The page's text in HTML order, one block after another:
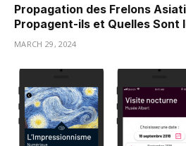
Propagation des Frelons
Propagent-ils et Quelles Sont
MARCH 29, 2024